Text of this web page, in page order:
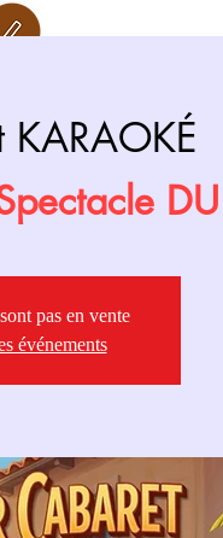
KARAOKÉ
pas en vente
événements